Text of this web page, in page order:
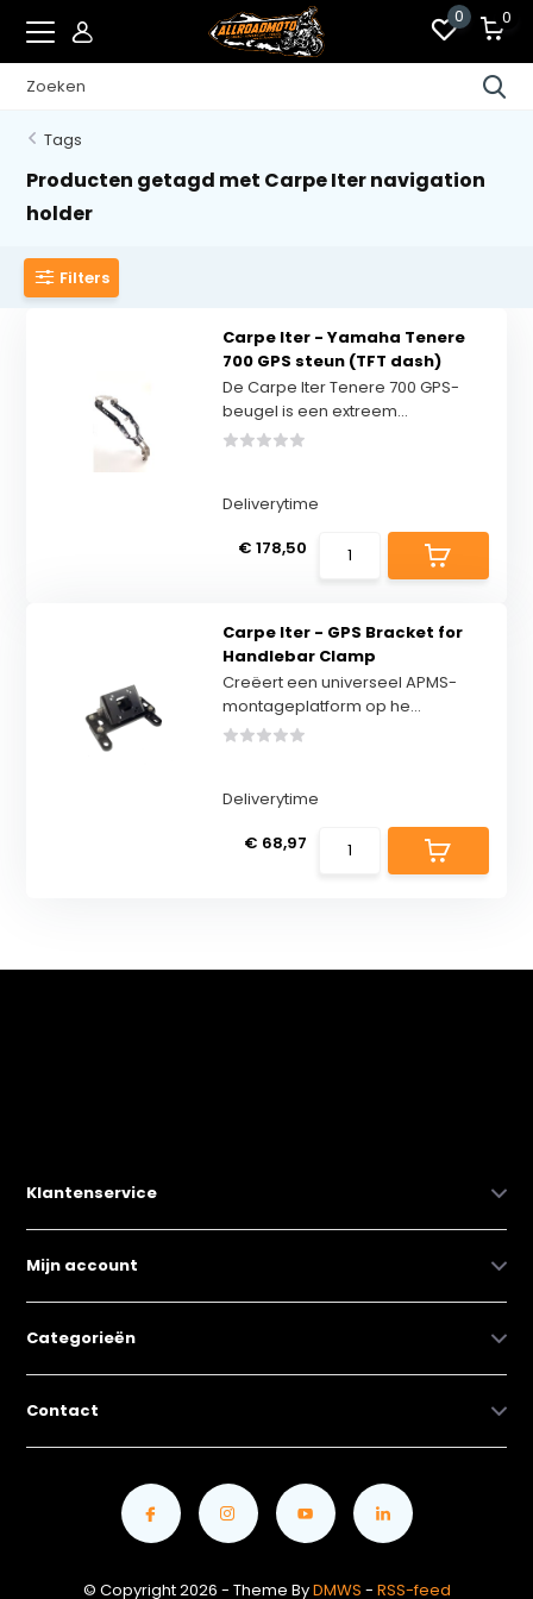
0 0
Tags
Producten getagd met Carpe Iter navigation
holder
Filters
Carpe Iter - Yamaha Tenere
700 GPS steun (TFT dash)
De Carpe Iter Tenere 700 GPS-
beugel is een extreem...
Deliverytime
€ 178,50
Carpe Iter - GPS Bracket for
Handlebar Clamp
Creëert een universeel APMS-
montageplatform op he...
Deliverytime
€ 68,97
Klantenservice
Mijn account
Categorieën
Contact
© Copyright 2026 - Theme ByDMWS - RSS-feed